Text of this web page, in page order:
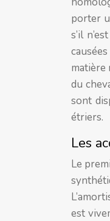
porter
s’il
matière
du
sont
étriers.
Les
Le
est